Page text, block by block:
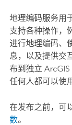
地理编码服务用
支持各种操作，
进行地理编码、
息，以及提供交
布到独立
任何人都可以使
在发布之前，可
数。